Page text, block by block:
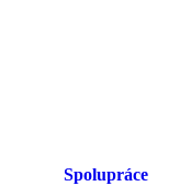
Spolupráce